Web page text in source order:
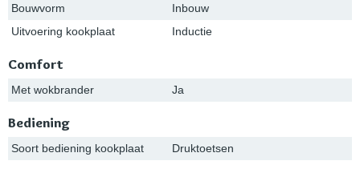
Bouwvorm
Inbouw
Uitvoering kookplaat
Inductie
Comfort
Met wokbrander Ja
Bediening
Soort bediening kookplaat Druktoetsen